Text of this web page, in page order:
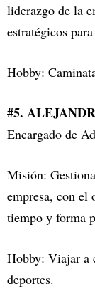
liderazgo de la
estratégicos
Hobby:
#5.
Encargado de
Misión:
empresa, con
tiempo y forma
Hobby: Viajar a
deportes.